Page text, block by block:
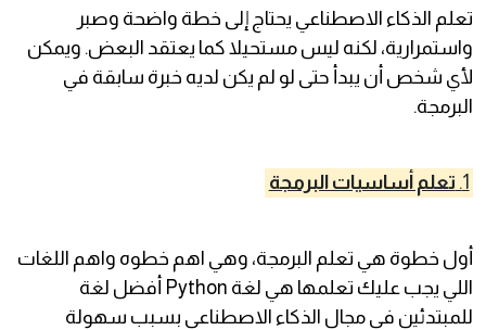
تعلم الذكاء الاصطناعي يحتاج إلى خطة واضحة وصبر
واستمرارية، لكنه ليس مستحيلا كما يعتقد البعض. ويمكن
لأي شخص أن يبدأ حتى لو لم يكن لديه خبرة سابقة في
البرمجة.
1. تعلم أساسيات البرمجة
أول خطوة هي تعلم البرمجة، وهي اهم خطوه واهم اللغات
اللي يجب عليك تعلمها هي لغة Python أفضل لغة
للمبتدئين في مجال الذكاء الاصطناعي بسبب سهولة